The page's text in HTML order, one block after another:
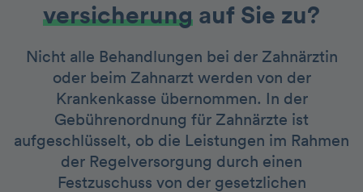
versicherung auf Sie zu?
Nicht alle Behandlungen bei der Zahnärztin
oder beim Zahnarzt werden von der
Krankenkasse übernommen. In der
Gebührenordnung für Zahnärzte ist
aufgeschlüsselt, ob die Leistungen im Rahmen
der Regelversorgung durch einen
Festzuschuss von der gesetzlichen